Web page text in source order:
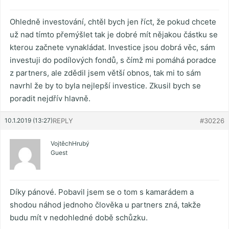
Ohledně investování, chtěl bych jen říct, že pokud chcete
už nad tímto přemýšlet tak je dobré mít nějakou částku se
kterou začnete vynakládat. Investice jsou dobrá věc, sám
investuji do podílových fondů, s čímž mi pomáhá poradce
z partners, ale zdědil jsem větší obnos, tak mi to sám
navrhl že by to byla nejlepší investice. Zkusil bych se
poradit nejdřív hlavně.
10.1.2019 (13:27) #30226
REPLY
VojtěchHrubý
Guest
Díky pánové. Pobavil jsem se o tom s kamarádem a
shodou náhod jednoho člověka u partners zná, takže
budu mít v nedohledné době schůzku.